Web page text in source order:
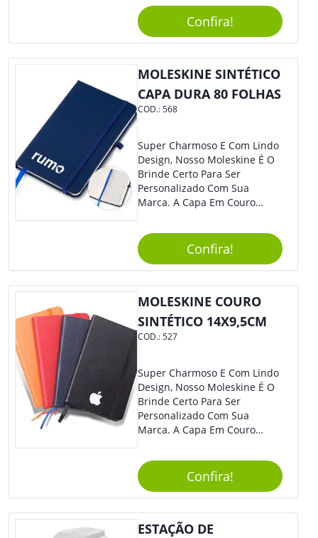
De Exposição.
Confira!
MOLESKINE SINTÉTICO
CAPA DURA 80 FOLHAS
COD.:568
Super Charmoso E Com Lindo
Design, Nosso Moleskine É O
Brinde Certo Para Ser
Personalizado Com Sua
Marca. A Capa Em Couro
Elástico Permite Maior
Segurança Ao Carregá-Lo.
Ofereça A Seus Clientes E
Colaboradores, Sem Dúvidas
Eles Irão Adorar.
Confira!
MOLESKINE COURO
SINTÉTICO 14X9,5CM
COD.:527
Super Charmoso E Com Lindo
Design, Nosso Moleskine É O
Brinde Certo Para Ser
Personalizado Com Sua
Marca. A Capa Em Couro
Elástico Permite Maior
Segurança Ao Carregá-Lo.
Ofereça A Seus Clientes E
Colaboradores, Sem Dúvidas
Eles Irão Adorar.
Confira!
ESTAÇÃO DE